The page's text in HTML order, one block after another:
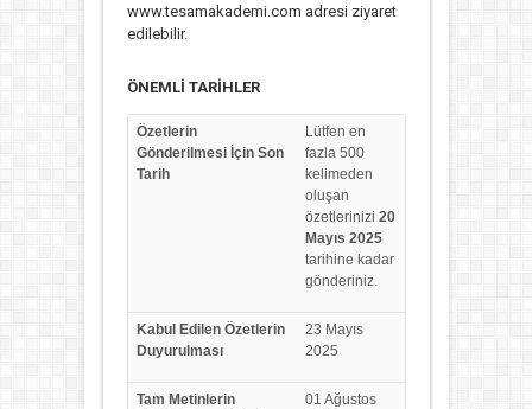
www.tesamakademi.com adresi ziyaret
edilebilir.
ÖNEMLİ TARİHLER
Özetlerin
Gönderilmesi İçin Son
Tarih
Lütfen en
fazla 500
kelimeden
oluşan
özetlerinizi 20
Mayıs 2025
tarihine kadar
gönderiniz.
Kabul Edilen Özetlerin
Duyurulması
23 Mayıs
2025
Tam Metinlerin
01 Ağustos